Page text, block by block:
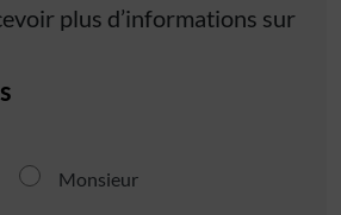
plus d’informations sur
Monsieur